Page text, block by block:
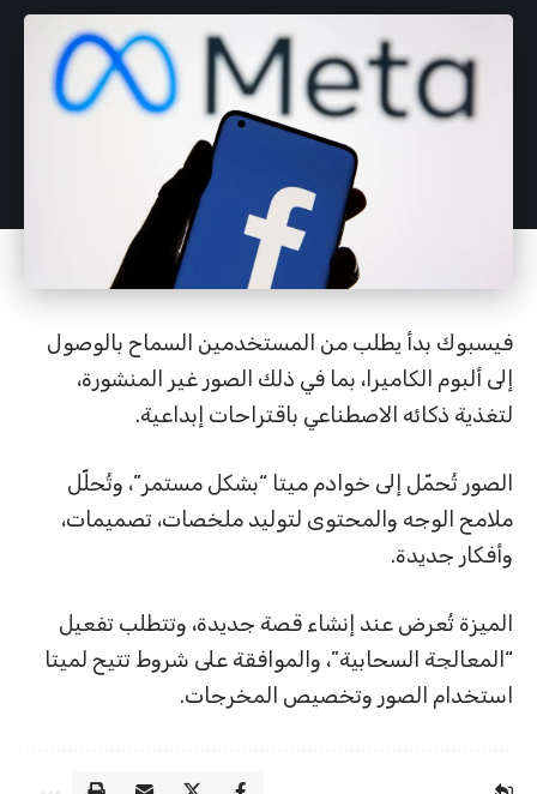
فيسبوك بدأ يطلب من المستخدمين السماح بالوصول
إلى ألبوم الكاميرا، بما في ذلك الصور غير المنشورة،
لتغذية ذكائه الاصطناعي باقتراحات إبداعية.
الصور تُحمّل إلى خوادم ميتا “بشكل مستمر”، وتُحلّل
ملامح الوجه والمحتوى لتوليد ملخصات، تصميمات،
وأفكار جديدة.
الميزة تُعرض عند إنشاء قصة جديدة، وتتطلب تفعيل
“المعالجة السحابية”، والموافقة على شروط تتيح لميتا
استخدام الصور وتخصيص المخرجات.